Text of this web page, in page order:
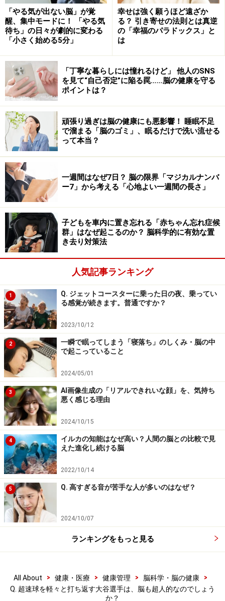
した。何気なくやりのけている一流のバッターたちのす
ごさを改めて思い知らされました。
言うまでもなく、プロ野球の選手たちは、日々のたゆま
ぬ練習によって、素早くバットを振りぬくことができる
ようになったのでしょう。そして、それぞれの選手がも
っているバッティングのコツは、ご本人たちに聞いてみ
ないと本当のことはわからないかもしれません。脳科学
者として考えうる秘密の一つは、「無意識な視覚」とい
う脳のしくみです。詳しく解説しましょう。
■二種類の視覚
私たちが物を見るときに利用する「視覚」のしくみは、
実は二種類あります。それは「意識的な視覚」と「無意
識な視覚」です。下の図を見ながら、解説を読んでくだ
さい。
「意識的な視覚」（赤線）と「無意識な視覚」（青線）に含
まれる脳の神経回路
「意識的な視覚」は、私たちが日常的によく用いている
しくみで、物があることをしっかり知覚し、さらにそれ
が何であるかを認知するような見方です。目に入った光
情報は、電気信号として「視神経」を伝わり、「外側膝
状体（がいそくしつじょうたい）」というところを経由
し、最終的に大脳の後頭葉にある「一次視覚野」まで到
達してから、「見えた！」と知覚されます。上図の赤線
の流れです。
一方で、「無意識な視覚」の場合は、視神経を伝わって
きた信号が外側膝状体に届く前にそれて、別の「上丘」
という部分に到達します。上図の青線の流れです。視覚
野には伝えられていないので、「見えた！」という自覚
はありません。しかし目から入ってきた情報が脳内で処
理されているという点では、視覚の一つです。
「意識的な視覚」では、一次視覚野まで到達した情報
が、さらに二次視覚野などに送られて、見えた物の属性
には、たとえば「赤くて丸いリンゴが木から落ちてき
た」とように言葉で表せるような情報となります。です
「やる気が出ない脳」が覚
醒、集中モードに！ 「やる気
待ち」の日々が劇的に変わる
「小さく始める5分」
幸せは強く願うほど遠ざか
る？ 引き寄せの法則とは真逆
の「幸福のパラドックス」と
は
「丁寧な暮らしには憧れるけど」 他人のSNS
を見て“自己否定”に陥る罠……脳の健康を守る
ポイントは？
頑張り過ぎは脳の健康にも悪影響！ 睡眠不足
で溜まる「脳のゴミ」、眠るだけで洗い流せる
って本当？
一週間はなぜ7日？ 脳の限界「マジカルナンバ
ー7」から考える「心地よい一週間の長さ」
子どもを車内に置き忘れる「赤ちゃん忘れ症候
群」はなぜ起こるのか？ 脳科学的に有効な置
き去り対策法
人気記事ランキング
1
Q. ジェットコースターに乗った日の夜、乗ってい
る感覚が続きます。普通ですか？
2023/10/12
2
一瞬で眠ってしまう「寝落ち」のしくみ・脳の中
で起こっていること
2024/05/01
3
AI画像生成の「リアルできれいな顔」を、気持ち
悪く感じる理由
2024/10/15
4
イルカの知能はなぜ高い？人間の脳との比較で見
えた進化し続ける脳
2022/10/14
5 Q. 高すぎる音が苦手な人が多いのはなぜ？
2024/10/07
ランキングをもっと見る
All About > 健康・医療 > 健康管理 > 脳科学・脳の健康
>
Q. 超速球を軽々と打ち返す大谷選手は、脳も超人的なのでしょう
か？